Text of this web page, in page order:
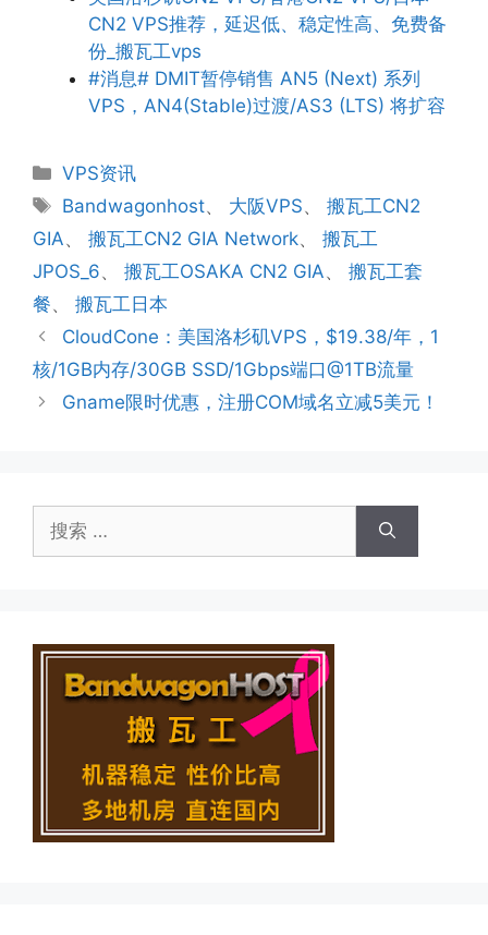
CN2 VPS推荐，延迟低、稳定性高、免费备
份_搬瓦工vps
#消息# DMIT暂停销售 AN5 (Next) 系列
VPS，AN4(Stable)过渡/AS3 (LTS) 将扩容
分
类
VPS资讯
标
Bandwagonhost、 大阪VPS、搬瓦工CN2
GIA、 搬瓦工CN2 GIA Network、 搬瓦工
JPOS_6、 搬瓦工OSAKA CN2 GIA、 搬瓦工套
餐、 搬瓦工日本
CloudCone：美国洛杉矶VPS，$19.38/年，1
核/1GB内存/30GB SSD/1Gbps端口@1TB流量
Gname限时优惠，注册COM域名立减5美元！
索：